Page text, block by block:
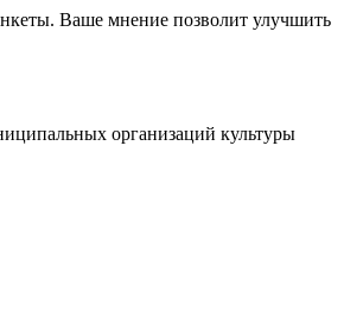
Ваше мнение позволит улучшить
организаций культуры